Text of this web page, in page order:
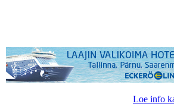
Loe info